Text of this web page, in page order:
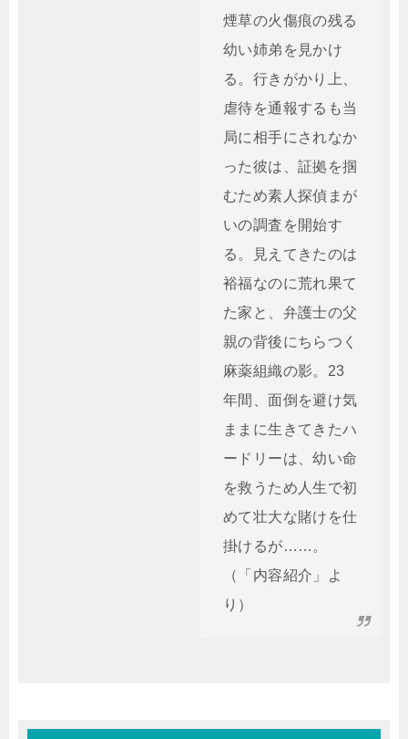
煙草の火傷痕の残る
幼い姉弟を見かけ
る。行きがかり上、
虐待を通報するも当
局に相手にされなか
った彼は、証拠を掴
むため素人探偵まが
いの調査を開始す
る。見えてきたのは
裕福なのに荒れ果て
た家と、弁護士の父
親の背後にちらつく
麻薬組織の影。23
年間、面倒を避け気
ままに生きてきたハ
ードリーは、幼い命
を救うため人生で初
めて壮大な賭けを仕
掛けるが……。
（「内容紹介」よ
り）